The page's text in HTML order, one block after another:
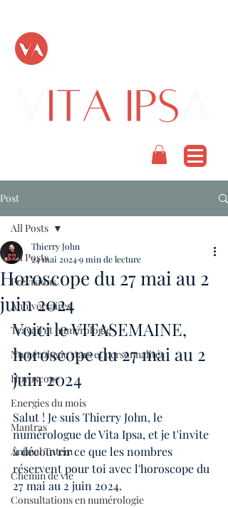
Post
All Posts
Prévisions
Anniversaires
Travail et numérologie
Numérologie stars et personnalités
Horoscope
Energies du mois
Mantras
Animal Totem
Chemin de vie
Consultations en numérologie
All Posts
Horoscope du 27 mai au 2
juin 2024
Thierry John
24 mai 20249 min de lecture
Voici le VITASEMAINE,
horoscope du 27 mai au 2
juin 2024
Salut ! Je suis Thierry John, le
numérologue de Vita Ipsa, et je t'invite
à découvrir ce que les nombres
réservent pour toi avec l'horoscope du
27 mai au 2 juin 2024.